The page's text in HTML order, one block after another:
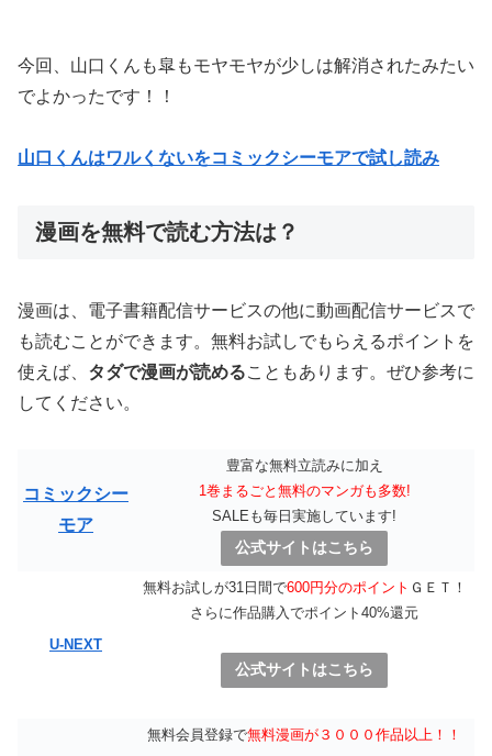
今回、山口くんも皐もモヤモヤが少しは解消されたみたい
でよかったです！！
山口くんはワルくないをコミックシーモアで試し読み
漫画を無料で読む方法は？
漫画は、電子書籍配信サービスの他に動画配信サービスで
も読むことができます。無料お試しでもらえるポイントを
使えば、 タダで漫画が読めることもあります。ぜひ参考に
してください。
コミックシー
モア
豊富な無料立読みに加え
1巻まるごと無料のマンガも多数!
SALEも毎日実施しています!
公式サイトはこちら
U-NEXT
無料お試しが31日間で600円分のポイント ＧＥＴ！
さらに作品購入でポイント40%還元
公式サイトはこちら
無料会員登録で無料漫画が３０００作品以上！！